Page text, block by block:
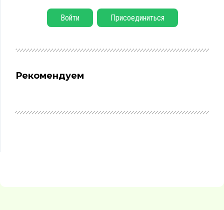
Войти Присоединиться
Рекомендуем